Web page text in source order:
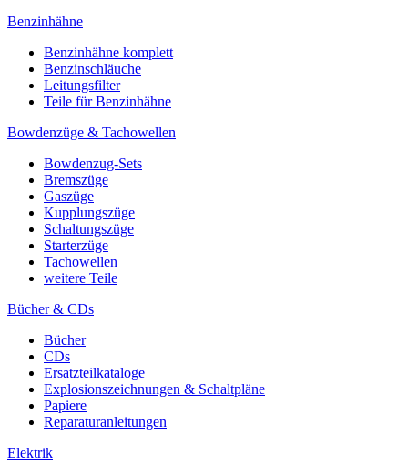
Benzinhähne
Benzinhähne komplett
Benzinschläuche
Leitungsfilter
Teile für Benzinhähne
Bowdenzüge & Tachowellen
Bowdenzug-Sets
Bremszüge
Gaszüge
Kupplungszüge
Schaltungszüge
Starterzüge
Tachowellen
weitere Teile
Bücher & CDs
Bücher
CDs
Ersatzteilkataloge
Explosionszeichnungen & Schaltpläne
Papiere
Reparaturanleitungen
Elektrik